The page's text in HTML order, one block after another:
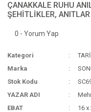
ÇANAKKALE RUHU
ŞEHİTLİKLER,
0 - Yorum Yap
Kategori
Marka
Stok Kodu
YAZAR ADI
EBAT
16 x